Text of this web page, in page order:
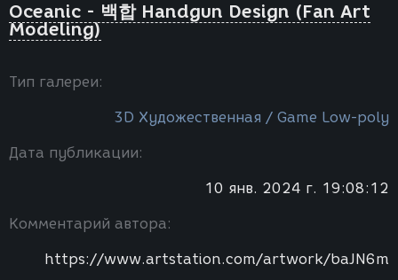
Oceanic - 백합 Handgun Design (Fan Art
Modeling)
Тип галереи:
3D Художественная / Game Low-poly
Дата публикации:
10 янв. 2024 г. 19:08:12
Комментарий автора:
https://www.artstation.com/artwork/baJN6m